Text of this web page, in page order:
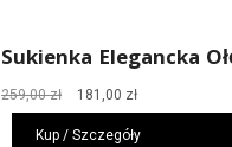
Sukienka Elegancka
259,00zł
Pierwotna
cena
wynosiła:
181,00 złAktualna
cena
wynosi:
Kup / Szczegóły